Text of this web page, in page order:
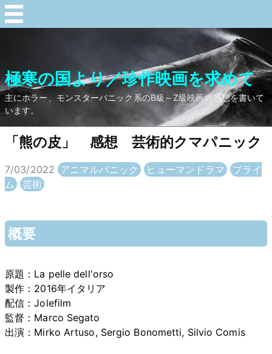
極寒の国より／珍作映画を求めて
主にホラー、モンスターパニック系のB級～Z級映画の感想を書いて
います。
「熊の皮」 感想 芸術的クマパニック
7/03/2022 アニマルパニック ヒューマンドラマ
プライ
ム
芸術
概要
原題：La pelle dell'orso
製作：2016年イタリア
配信：Jolefilm
監督：Marco Segato
出演：Mirko Artuso, Sergio Bonometti, Silvio Comis